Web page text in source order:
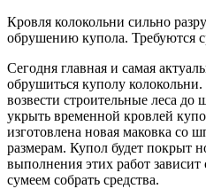
Кровля колокольни сильно
обрушению купола. Требуются
Сегодня главная и самая
обрушиться куполу
возвести строительные леса до
укрыть временной кровлей
изготовлена новая маковка со
размерам. Купол будет покрыт
выполнения этих работ
сумеем собрать средства.